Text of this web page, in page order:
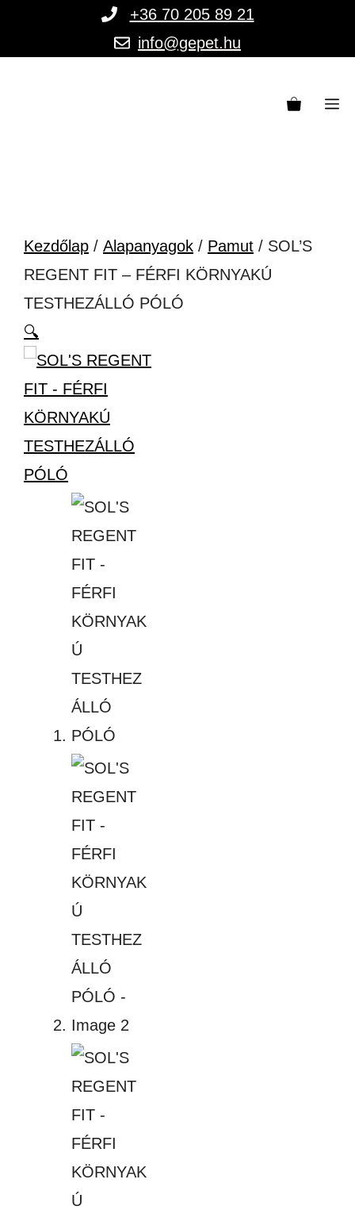
+36 70 205 89 21
info@gepet.hu
Kezdőlap / Alapanyagok / Pamut / SOL’S
REGENT FIT – FÉRFI KÖRNYAKÚ
TESTHEZÁLLÓ PÓLÓ
🔍